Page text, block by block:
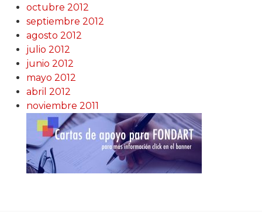
octubre 2012
septiembre 2012
agosto 2012
julio 2012
junio 2012
mayo 2012
abril 2012
noviembre 2011